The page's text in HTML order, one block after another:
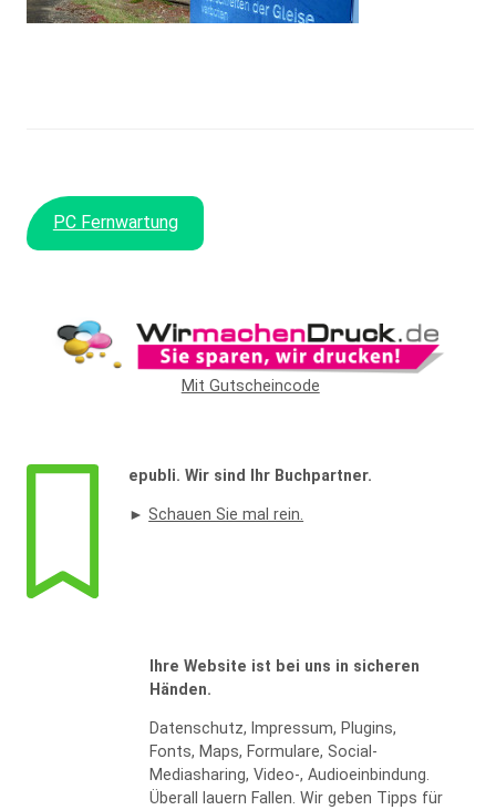
PC Fernwartung
Mit Gutscheincode
epubli. Wir sind Ihr Buchpartner.
►Schauen Sie mal rein.
Ihre Website ist bei uns in sicheren
Händen.
Datenschutz, Impressum, Plugins,
Fonts, Maps, Formulare, Social-
Mediasharing, Video-, Audioeinbindung.
Überall lauern Fallen. Wir geben Tipps für
Widerrufsformular
WIDERRUF BESTÄTIGEN